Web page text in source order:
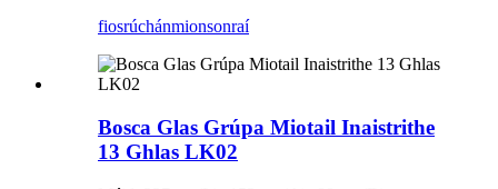
fiosrúchánmionsonraí
Bosca Glas Grúpa Miotail Inaistrithe
13 Ghlas LK02